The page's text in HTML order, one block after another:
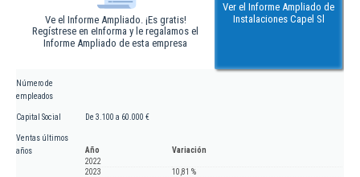
Ve el Informe Ampliado. ¡Es gratis!
Regístrese en eInforma y le regalamos el
Informe Ampliado de esta empresa
Ver el Informe Ampliado de
Instalaciones Capel Sl
Número de
empleados
Capital Social De 3.100 a 60.000 €
Ventas últimos
años
Año
Variación
2022
2023
10,81 %